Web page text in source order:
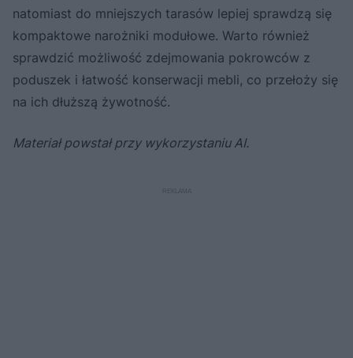
natomiast do mniejszych tarasów lepiej sprawdzą się
kompaktowe narożniki modułowe. Warto również
sprawdzić możliwość zdejmowania pokrowców z
poduszek i łatwość konserwacji mebli, co przełoży się
na ich dłuższą żywotność.
Materiał powstał przy wykorzystaniu AI.